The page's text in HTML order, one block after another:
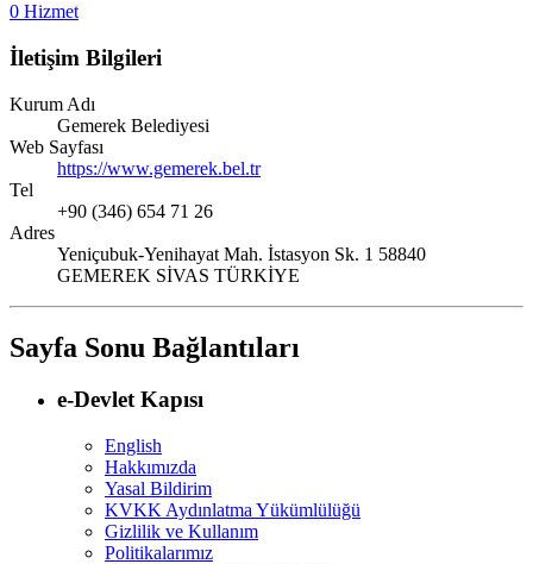
0 Hizmet
İletişim Bilgileri
Kurum Adı
Gemerek Belediyesi
Web Sayfası
https://www.gemerek.bel.tr
Tel
+90 (346) 654 71 26
Adres
Yeniçubuk-Yenihayat Mah. İstasyon Sk. 1 58840
GEMEREK SİVAS TÜRKİYE
Sayfa Sonu Bağlantıları
e-Devlet Kapısı
English
Hakkımızda
Yasal Bildirim
KVKK Aydınlatma Yükümlülüğü
Gizlilik ve Kullanım
Politikalarımız